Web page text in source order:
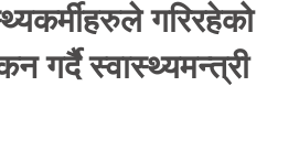
गरिरहेको
गर्दै स्वास्थ्यमन्त्री